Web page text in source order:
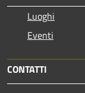
Luoghi
Eventi
CONTATTI